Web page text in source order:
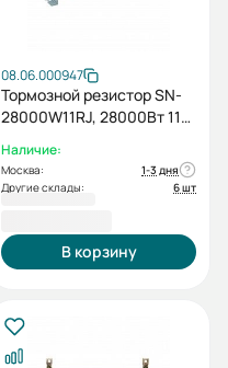
08.06.000947
Тормозной резистор SN-
28000W11RJ, 28000Вт 11
Наличие:
Москва:
1-3 дня
Другие склады:
6 шт
В корзину